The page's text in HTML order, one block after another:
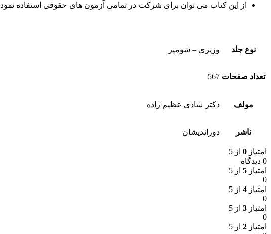
از این کتاب می توان برای شرکت در تمامی آزمون های حقوقی استفاده
نوع جلد وزیری – شومیز
تعداد صفحات 567
مولف دکتر شادی عظیم زاده
ناشر دوراندیشان
امتیاز 0 از 5
0 دیدگاه
امتیاز 5 از 5
0
امتیاز 4 از 5
0
امتیاز 3 از 5
0
امتیاز 2 از 5